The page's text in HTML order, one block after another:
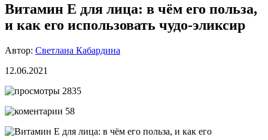
Витамин Е для лица: в чём его польза,
и как его использовать чудо-эликсир
Автор: Светлана Кабардина
12.06.2021
2835
58